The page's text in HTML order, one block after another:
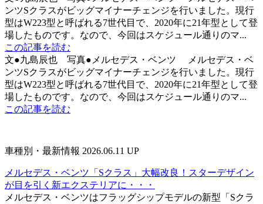
ンツSクラスがビッグマイナーチェンジを行いました。現行
型はW223型と呼ばれる7世代目で、2020年に21年型として登
場したものです。なので、今回はスケジュール通りのマ...
この記事を読む
文●九島辰也 写真●メルセデス・ベンツ メルセデス・ベ
ンツSクラスがビッグマイナーチェンジを行いました。現行
型はW223型と呼ばれる7世代目で、2020年に21年型として登
場したものです。なので、今回はスケジュール通りのマ...
この記事を読む
車種別・最新情報 2026.06.11 UP
メルセデス・ベンツ「Sクラス」大幅改良！スターデザイン
が目を引く新エクステリアに・・・
メルセデス・ベンツはフラッグシップモデルの新型「Sクラ